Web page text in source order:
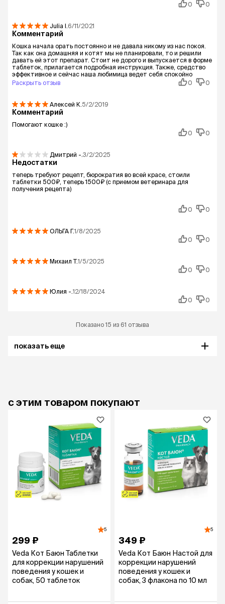
0
0
Julia I. 6/11/2021
Комментарий
Кошка начала орать постоянно и не давала никому из нас покоя.
Так как она домашняя и котят мы не планировали, то и решили
давать ей этот препарат. Стоит не дорого и выпускается в форме
таблеток, прилагается подробная инструкция. Также, средство
эффективное и сейчас наша любимица ведет себя спокойно
Раскрыть отзыв
0 0
Алексей К. 5/2/2019
Комментарий
Помогают кошке :)
0
0
Дмитрий -. 3/2/2025
Недостатки
теперь требуют рецепт, бюрократия во всей красе, стоили
таблетки 500₽, теперь 1500₽ (с приемом ветеринара для
получения рецепта)
0 0
ОЛЬГА Г.1/8/2025
0
0
Михаил Т.1/5/2025
0
0
Юлия -.12/18/2024
0
0
Показано 15 из 61 отзыва
показать еще
с этим товаром покупают
5
299 ₽
Veda Кот Баюн Таблетки
для коррекции нарушений
поведения у кошек и
собак, 50 таблеток
5
349 ₽
Veda Кот Баюн Настой для
коррекции нарушений
поведения у кошек и
собак, 3 флакона по 10 мл